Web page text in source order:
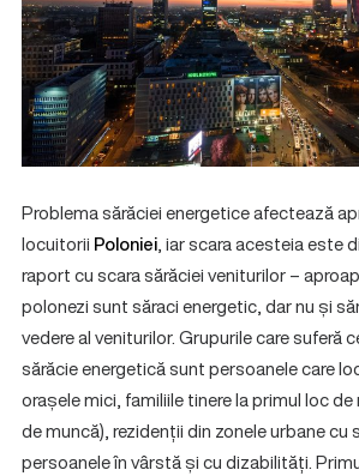
Problema sărăciei energetice afectează
locuitorii Poloniei, iar scara acesteia este
raport cu scara sărăciei veniturilor –
polonezi sunt săraci energetic, dar nu și
vedere al veniturilor. Grupurile care suferă
sărăcie energetică sunt persoanele care
orașele mici, familiile tinere la primul loc
de muncă), rezidenții din zonele urbane cu
persoanele în vârstă și cu dizabilități.